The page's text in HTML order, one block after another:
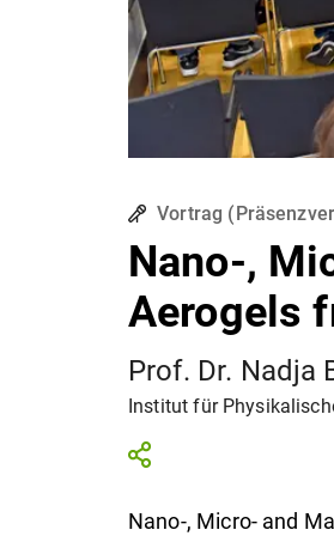
Vortrag (
Nano-,
Aerogels
Prof. Dr. Nadja
Institut für
Nano-, Micro- and